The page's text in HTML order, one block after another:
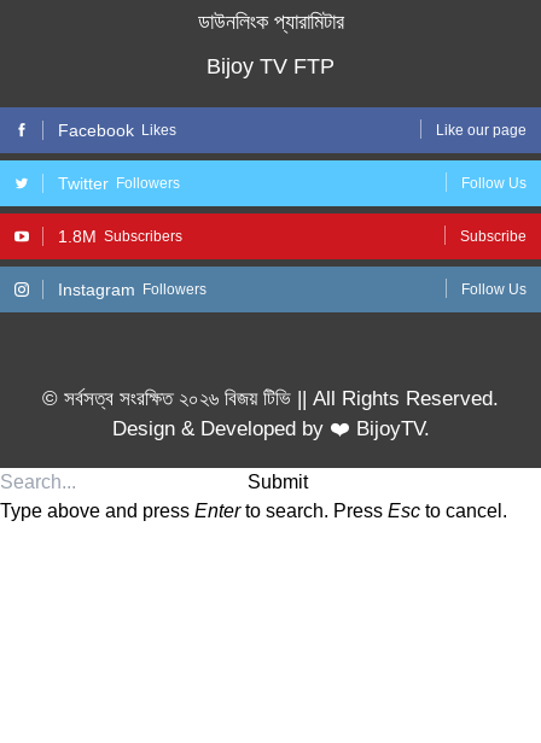
ডাউনলিংক প্যারামিটার
Bijoy TV FTP
Facebook Likes Like our page
Twitter Followers Follow Us
1.8M Subscribers Subscribe
Instagram Followers Follow Us
© সর্বসত্ব সংরক্ষিত ২০২৬ বিজয় টিভি || All Rights Reserved.
Design & Developed by ❤️ BijoyTV.
Submit
Type above and press Enterto search. Press Esc to cancel.